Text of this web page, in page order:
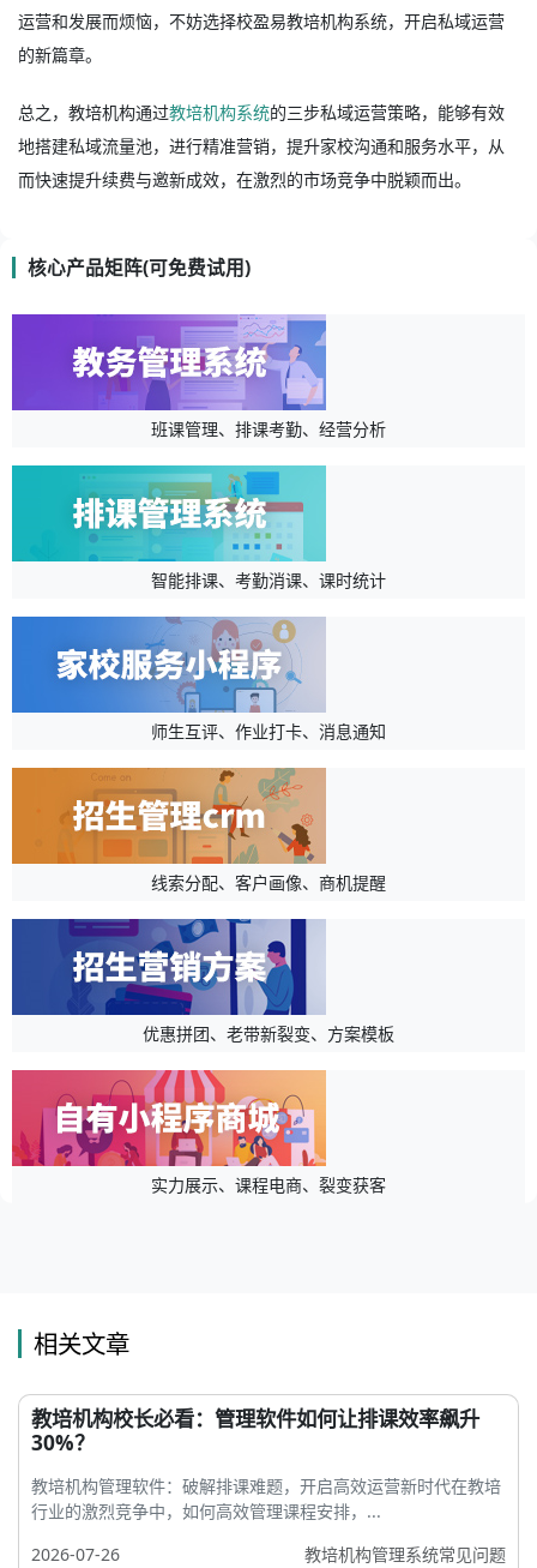
运营和发展而烦恼，不妨选择校盈易教培机构系统，开启私域运营
的新篇章。
总之，教培机构通过教培机构系统的三步私域运营策略，能够有效
地搭建私域流量池，进行精准营销，提升家校沟通和服务水平，从
而快速提升续费与邀新成效，在激烈的市场竞争中脱颖而出。
核心产品矩阵(可免费试用)
班课管理、排课考勤、经营分析
智能排课、考勤消课、课时统计
师生互评、作业打卡、消息通知
线索分配、客户画像、商机提醒
优惠拼团、老带新裂变、方案模板
实力展示、课程电商、裂变获客
相关文章
教培机构校长必看：管理软件如何让排课效率飙升
30%？
教培机构管理软件：破解排课难题，开启高效运营新时代在教培
行业的激烈竞争中，如何高效管理课程安排，...
2026-07-26
教培机构管理系统常见问题